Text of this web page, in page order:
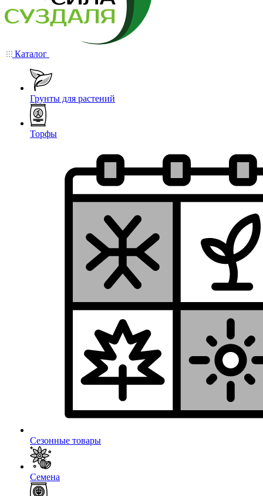
Каталог
Грунты для растений
Торфы
Сезонные товары
Семена